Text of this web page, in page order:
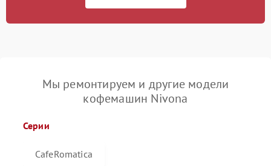
Мы ремонтируем и другие модели
кофемашин Nivona
Серии
CafeRomatica